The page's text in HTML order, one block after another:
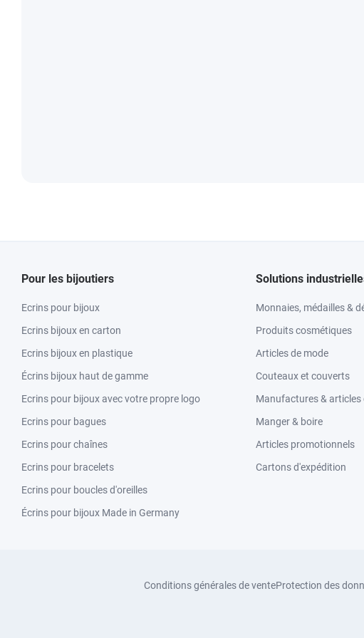
Pour les bijoutiers
Ecrins pour bijoux
Ecrins bijoux en carton
Ecrins bijoux en plastique
Écrins bijoux haut de gamme
Ecrins pour bijoux avec votre propre logo
Ecrins pour bagues
Ecrins pour chaînes
Ecrins pour bracelets
Ecrins pour boucles d'oreilles
Écrins pour bijoux Made in Germany
Solutions
Monnaies, médailles &
Produits cosmétiques
Articles de mode
Couteaux et couverts
Manufactures & articles
Manger & boire
Articles promotionnels
Cartons d'expédition
Conditions générales de venteProtection des